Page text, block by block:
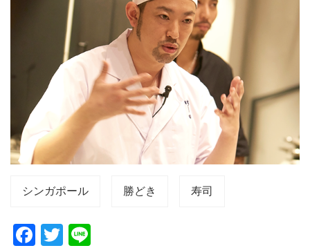
シンガポール 勝どき 寿司
F
T